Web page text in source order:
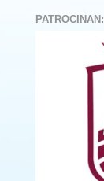
PATROCINAN: